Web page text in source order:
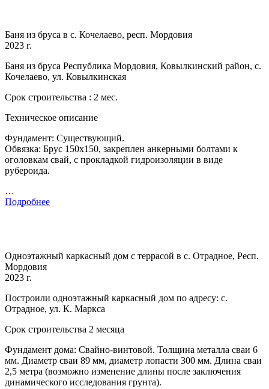
Баня из бруса в с. Кочелаево, респ. Мордовия
2023 г.
Баня из бруса Республика Мордовия, Ковылкинский район, с.
Кочелаево, ул. Ковылкинская
Срок строительства : 2 мес.
Техническое описание
Фундамент: Существующий.
Обвязка: Брус 150х150, закреплен анкерными болтами к
оголовкам свай, с прокладкой гидроизоляции в виде
рубероида.
…
Подробнее
Одноэтажный каркасный дом с террасой в с. Отрадное, Респ.
Мордовия
2023 г.
Построили одноэтажный каркасный дом по адресу: с.
Отрадное, ул. К. Маркса
Срок строительства 2 месяца
Фундамент дома: Свайно-винтовой. Толщина металла сваи 6
мм. Диаметр сваи 89 мм, диаметр лопасти 300 мм. Длина сваи
2,5 метра (возможно изменение длины после заключения
динамического исследования грунта).